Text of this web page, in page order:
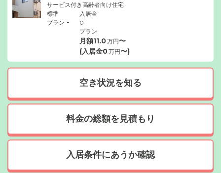
サービス付き高齢者向け住宅
標準
プラン -
入居金
0
プラン
月額11.0万円〜
(入居金0万円〜)
空き状況を知る
料金の総額を見積もり
入居条件にあうか確認